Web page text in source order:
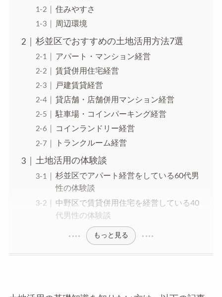
住みやすさ
周辺環境
杉並区でおすすめの土地活用方法7選
アパート・マンション経営
賃貸併用住宅経営
戸建賃貸経営
貸店舗・店舗併用マンション経営
駐車場・コインパーキング経営
コインランドリー経営
トランクルーム経営
土地活用の体験談
杉並区でアパート経営をしている60代男
性の体験談
中野区で賃貸併用住宅を経営している40
代男性の体験談
もっと見る